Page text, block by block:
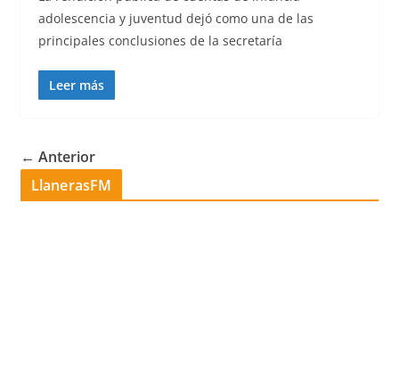
adolescencia y juventud dejó como una de las
principales conclusiones de la secretaría
Leer más
← Anterior
LlanerasFM